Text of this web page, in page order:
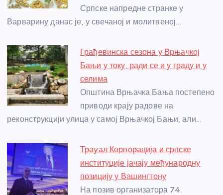
k
Српске напредне странке у
Варварину данас је, у свечаној и молитвеној…
Грађевинска сезона у Врњачкој
Бањи у току, ради се и у граду и у
селима
Општина Врњачка Бања постепено
приводи крају радове на
реконструкцији улица у самој Врњачкој Бањи, али…
Траyал Корпорација и српске
институције јачају међународну
позицију у Вашингтону
На позив организатора ​74.